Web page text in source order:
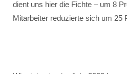
dient uns hier die Fichte – um 8
Mitarbeiter reduzierte sich um 25